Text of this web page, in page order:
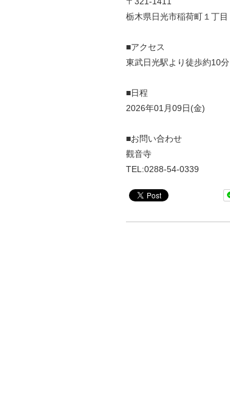
栃木県日光市稲荷町１丁目
■アクセス
東武日光駅より徒歩約10分
■日程
2026年01月09日(金)
■お問い合わせ
觀音寺
TEL:0288-54-0339